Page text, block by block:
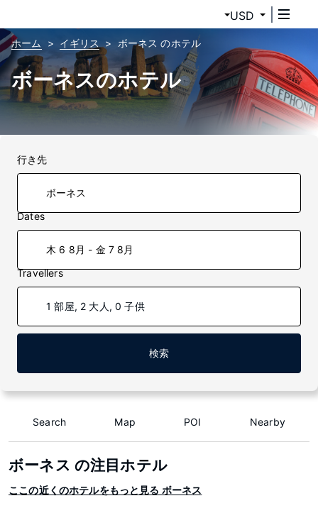
USD
ホーム イギリス ボーネス のホテル
ボーネスのホテル
行き先
Dates
木 6 8月 - 金 7 8月
Travellers
1 部屋, 2 大人, 0 子供
検索
Search Map POI Nearby
ボーネス の注目ホテル
ここの近くのホテルをもっと見る ボーネス